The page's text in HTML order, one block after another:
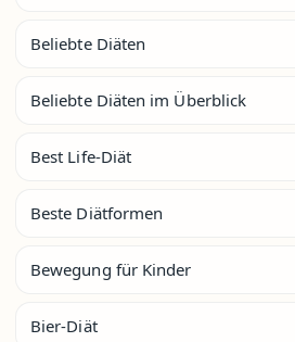
Beliebte Diäten
Beliebte Diäten im Überblick
Best Life-Diät
Beste Diätformen
Bewegung für Kinder
Bier-Diät